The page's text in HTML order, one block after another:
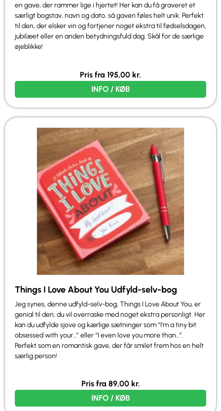
en gave, der rammer lige i hjertet! Her kan du få graveret et
særligt bogstav, navn og dato, så gaven føles helt unik. Perfekt
til den, der elsker vin og fortjener noget ekstra til fødselsdagen,
jubilæet eller en anden betydningsfuld dag. Skål for de særlige
øjeblikke!
Pris fra 195,00 kr.
INFO / KØB
Things I Love About You Udfyld-selv-bog
Jeg synes, denne udfyld-selv-bog, Things I Love About You, er
genial til den, du vil overraske med noget ekstra personligt. Her
kan du udfylde sjove og kærlige sætninger som “I’m a tiny bit
obsessed with your…” eller “I even love you more than…”.
Perfekt som en romantisk gave, der får smilet frem hos en helt
særlig person!
Pris fra 89,00 kr.
INFO / KØB